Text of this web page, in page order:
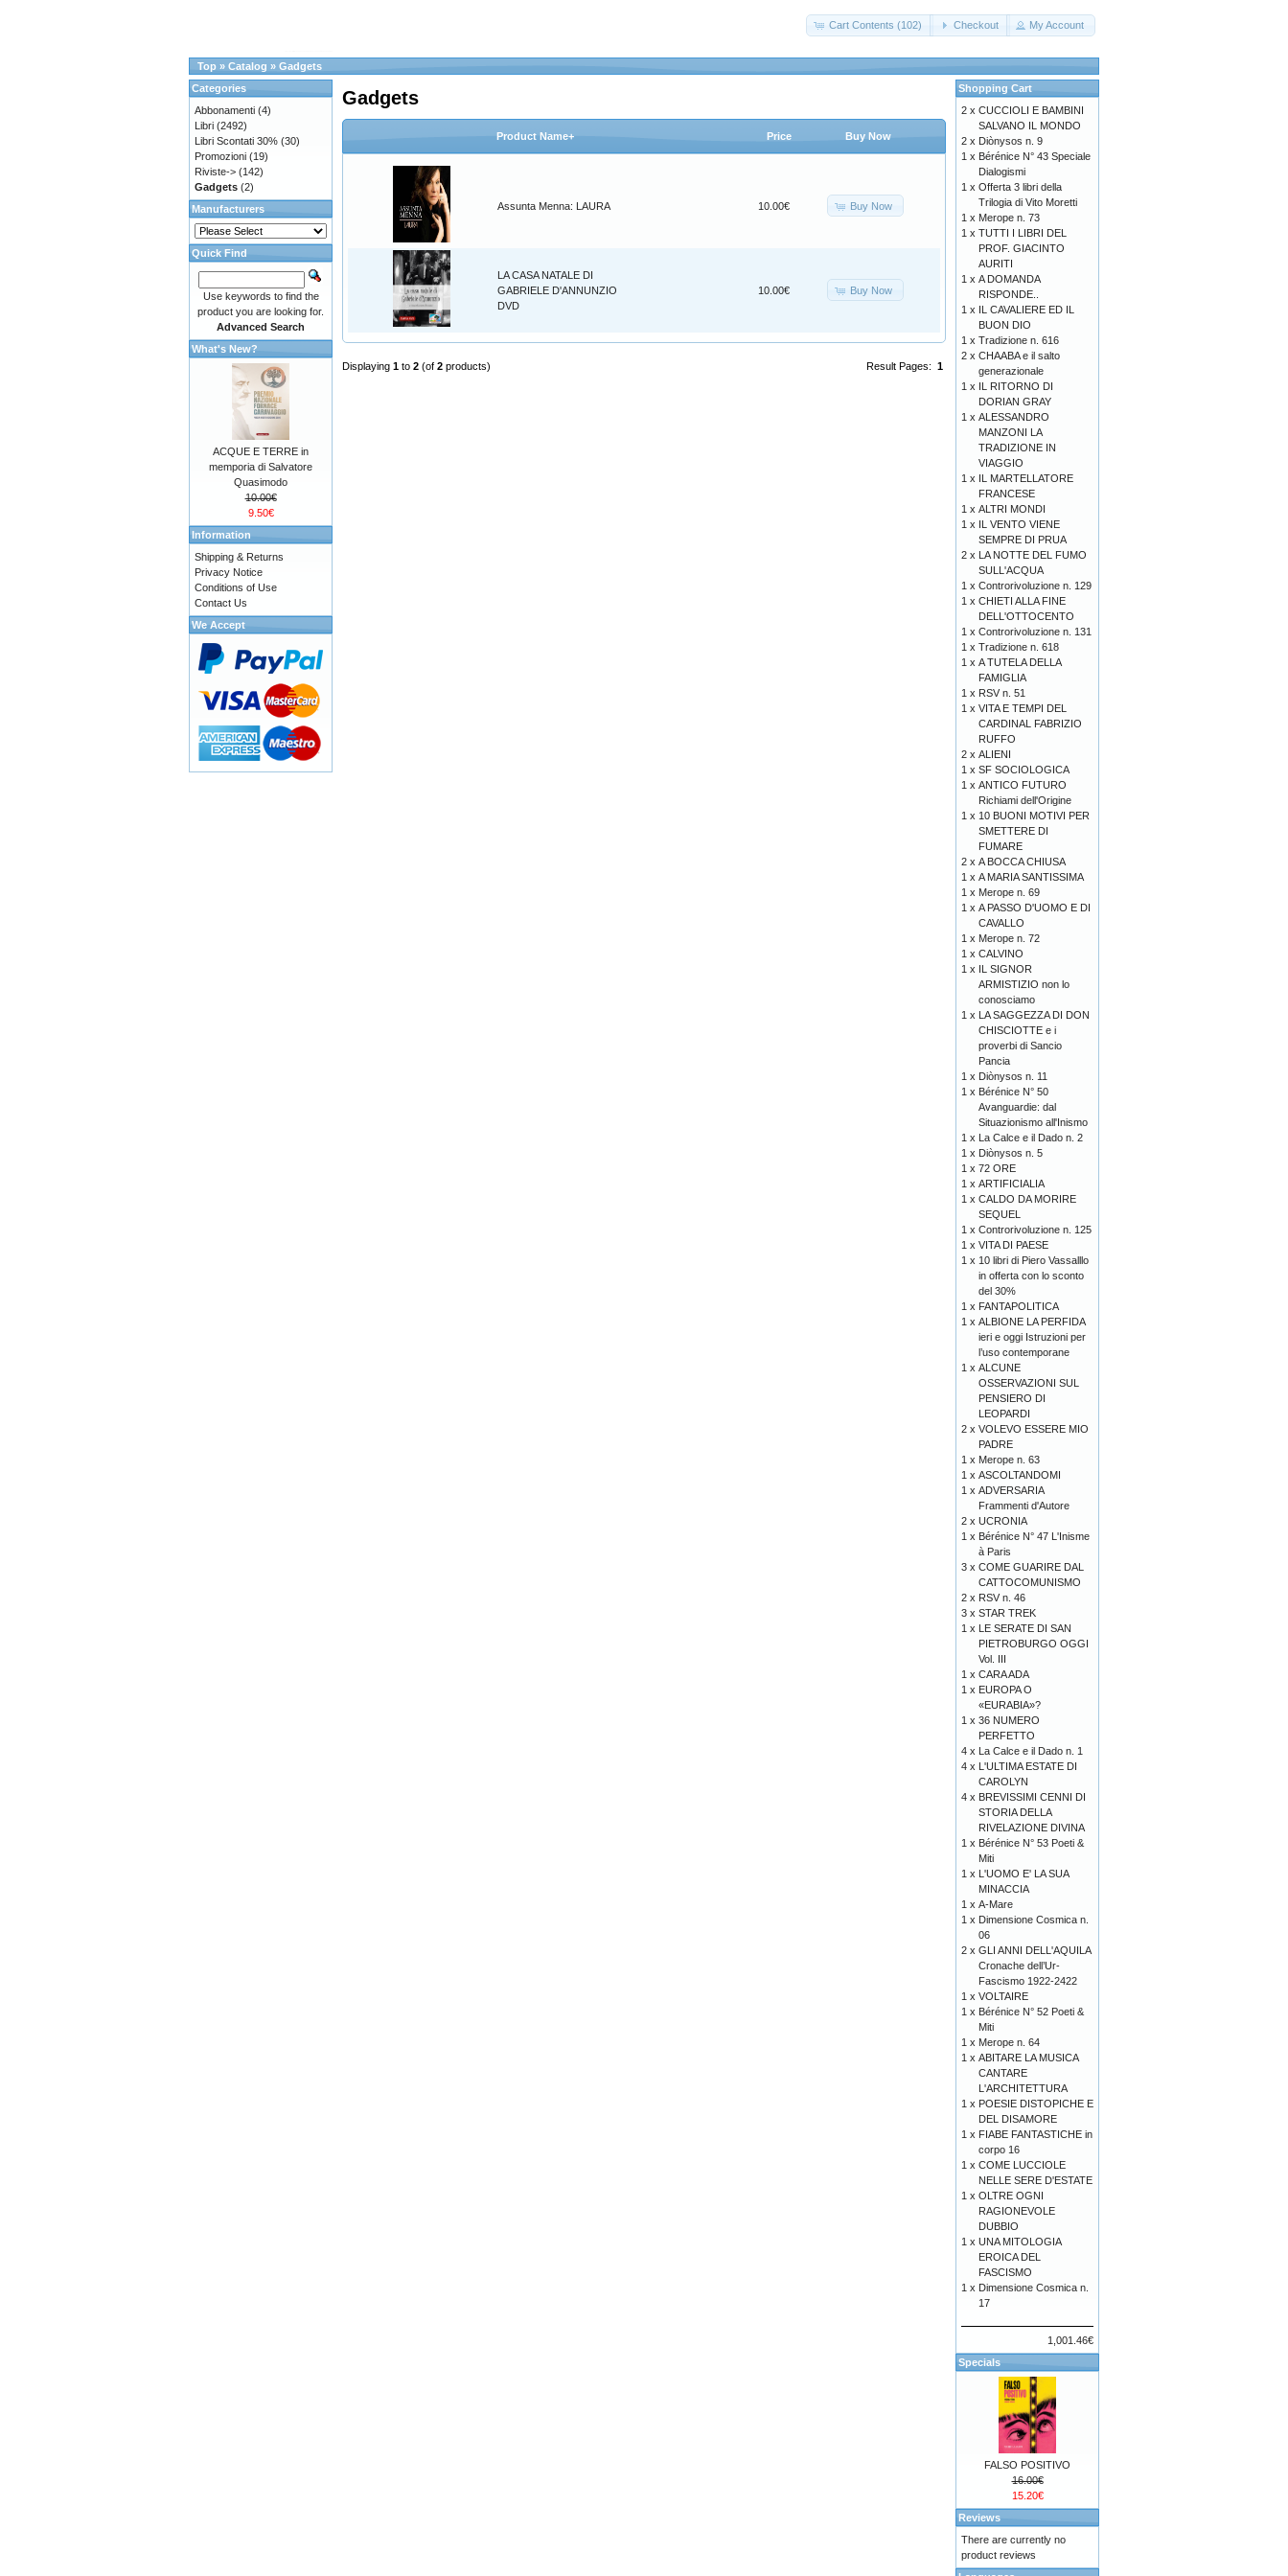
Cart Contents (102) Checkout My Account
Top » Catalog » Gadgets
Gadgets
Product Name+ Price Buy Now
Assunta Menna: LAURA 10.00€ Buy Now
LA CASA NATALE DI
GABRIELE D'ANNUNZIO
DVD
10.00€ Buy Now
Result Pages: 1
Displaying 1 to 2 (of 2 products)
Categories
Abbonamenti (4)
Libri (2492)
Libri Scontati 30% (30)
Promozioni (19)
Riviste-> (142)
Gadgets (2)
Manufacturers
Quick Find
Use keywords to find the
product you are looking for.
Advanced Search
What's New?
ACQUE E TERRE in
memporia di Salvatore
Quasimodo
10.00€
9.50€
Information
Shipping & Returns
Privacy Notice
Conditions of Use
Contact Us
We Accept
Shopping Cart
2 x CUCCIOLI E BAMBINI
SALVANO IL MONDO
2 x Diònysos n. 9
1 x Bérénice N° 43 Speciale
Dialogismi
1 x Offerta 3 libri della
Trilogia di Vito Moretti
1 x Merope n. 73
1 x TUTTI I LIBRI DEL
PROF. GIACINTO
AURITI
1 x A DOMANDA
RISPONDE..
1 x IL CAVALIERE ED IL
BUON DIO
1 x Tradizione n. 616
2 x CHAABA e il salto
generazionale
1 x IL RITORNO DI
DORIAN GRAY
1 x ALESSANDRO
MANZONI LA
TRADIZIONE IN
VIAGGIO
1 x IL MARTELLATORE
FRANCESE
1 x ALTRI MONDI
1 x IL VENTO VIENE
SEMPRE DI PRUA
2 x LA NOTTE DEL FUMO
SULL'ACQUA
1 x Controrivoluzione n. 129
1 x CHIETI ALLA FINE
DELL'OTTOCENTO
1 x Controrivoluzione n. 131
1 x Tradizione n. 618
1 x A TUTELA DELLA
FAMIGLIA
1 x RSV n. 51
1 x VITA E TEMPI DEL
CARDINAL FABRIZIO
RUFFO
2 x ALIENI
1 x SF SOCIOLOGICA
1 x ANTICO FUTURO
Richiami dell'Origine
1 x 10 BUONI MOTIVI PER
SMETTERE DI
FUMARE
2 x A BOCCA CHIUSA
1 x A MARIA SANTISSIMA
1 x Merope n. 69
1 x A PASSO D'UOMO E DI
CAVALLO
1 x Merope n. 72
1 x CALVINO
1 x IL SIGNOR
ARMISTIZIO non lo
conosciamo
1 x LA SAGGEZZA DI DON
CHISCIOTTE e i
proverbi di Sancio
Pancia
1 x Diònysos n. 11
1 x Bérénice N° 50
Avanguardie: dal
Situazionismo all'Inismo
1 x La Calce e il Dado n. 2
1 x Diònysos n. 5
1 x 72 ORE
1 x ARTIFICIALIA
1 x CALDO DA MORIRE
SEQUEL
1 x Controrivoluzione n. 125
1 x VITA DI PAESE
1 x 10 libri di Piero Vassalllo
in offerta con lo sconto
del 30%
1 x FANTAPOLITICA
1 x ALBIONE LA PERFIDA
ieri e oggi Istruzioni per
l’uso contemporane
1 x ALCUNE
OSSERVAZIONI SUL
PENSIERO DI
LEOPARDI
2 x VOLEVO ESSERE MIO
PADRE
1 x Merope n. 63
1 x ASCOLTANDOMI
1 x ADVERSARIA
Frammenti d'Autore
2 x UCRONIA
1 x Bérénice N° 47 L'Inisme
à Paris
3 x COME GUARIRE DAL
CATTOCOMUNISMO
2 x RSV n. 46
3 x STAR TREK
1 x LE SERATE DI SAN
PIETROBURGO OGGI
Vol. III
1 x CARA ADA
1 x EUROPA O
«EURABIA»?
1 x 36 NUMERO
PERFETTO
4 x La Calce e il Dado n. 1
4 x L'ULTIMA ESTATE DI
CAROLYN
4 x BREVISSIMI CENNI DI
STORIA DELLA
RIVELAZIONE DIVINA
1 x Bérénice N° 53 Poeti &
Miti
1 x L'UOMO E' LA SUA
MINACCIA
1 x A-Mare
1 x Dimensione Cosmica n.
06
2 x GLI ANNI DELL'AQUILA
Cronache dell’Ur-
Fascismo 1922-2422
1 x VOLTAIRE
1 x Bérénice N° 52 Poeti &
Miti
1 x Merope n. 64
1 x ABITARE LA MUSICA
CANTARE
L'ARCHITETTURA
1 x POESIE DISTOPICHE E
DEL DISAMORE
1 x FIABE FANTASTICHE in
corpo 16
1 x COME LUCCIOLE
NELLE SERE D'ESTATE
1 x OLTRE OGNI
RAGIONEVOLE
DUBBIO
1 x UNA MITOLOGIA
EROICA DEL
FASCISMO
1 x Dimensione Cosmica n.
17
1,001.46€
Specials
FALSO POSITIVO
16.00€
15.20€
Reviews
There are currently no
product reviews